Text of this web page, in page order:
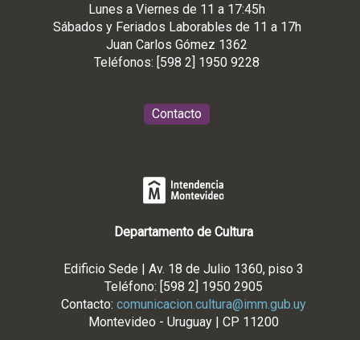
Lunes a Viernes de 11 a 17:45h
Sábados y Feriados Laborables de 11 a 17h
Juan Carlos Gómez 1362
Teléfonos: [598 2] 1950 9228
Contacto
Departamento de Cultura
Edificio Sede | Av. 18 de Julio 1360, piso 3
Teléfono: [598 2] 1950 2905
Contacto: comunicacion.cultura@imm.gub.uy
Montevideo - Uruguay | CP 11200